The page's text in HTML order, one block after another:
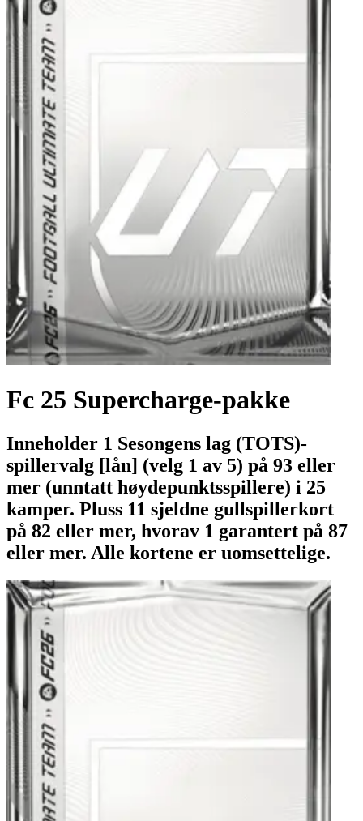
Fc 25 Supercharge-pakke
Inneholder 1 Sesongens lag (TOTS)-
spillervalg [lån] (velg 1 av 5) på 93 eller
mer (unntatt høydepunktsspillere) i 25
kamper. Pluss 11 sjeldne gullspillerkort
på 82 eller mer, hvorav 1 garantert på 87
eller mer. Alle kortene er uomsettelige.